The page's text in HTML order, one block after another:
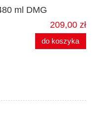
ml DMG
209,00 zł
do koszyka